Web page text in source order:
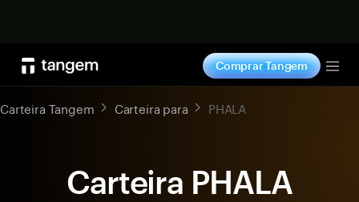
Comprar Tangem
Carteira Tangem Carteira para PHALA
Carteira PHALA